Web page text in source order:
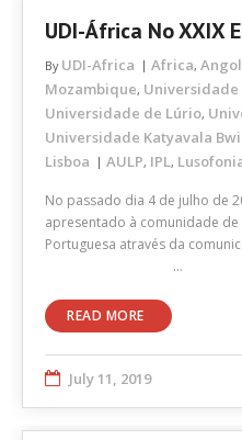
UDI-África No XXIX
By UDI-Africa Africa,
Mozambique,
Universidade de Lúrio,
Universidade Katyavala
Lisboa
AULP, IPL,
No passado dia 4 de julho de
apresentado à comunidade
Portuguesa através da
…
READ MORE
July 11, 2019